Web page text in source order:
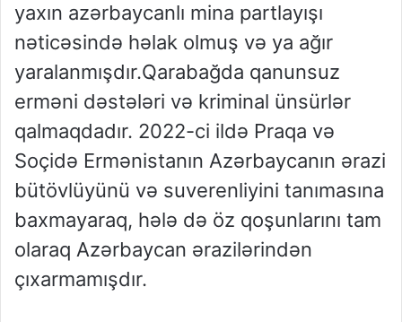
yaxın azərbaycanlı mina partlayışı
nəticəsində həlak olmuş və ya ağır
yaralanmışdır.Qarabağda qanunsuz
erməni dəstələri və kriminal ünsürlər
qalmaqdadır. 2022-ci ildə Praqa və
Soçidə Ermənistanın Azərbaycanın ərazi
bütövlüyünü və suverenliyini tanımasına
baxmayaraq, hələ də öz qoşunlarını tam
olaraq Azərbaycan ərazilərindən
çıxarmamışdır.